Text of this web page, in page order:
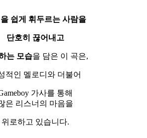
쉽게 휘두르는 사람을
단호히 끊어내고
는 모습을 담은 이 곡은,
적인 멜로디와 더불어
가사를 통해
은 리스너의 마음을
위로하고 있습니다.